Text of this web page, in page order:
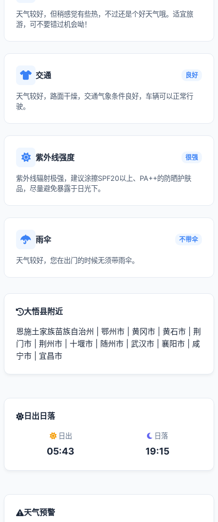
天气较好，但稍感觉有些热，不过还是个好天气哦。适宜旅
游，可不要错过机会呦！
交通 良好
天气较好，路面干燥，交通气象条件良好，车辆可以正常行
驶。
紫外线强度 很强
紫外线辐射极强，建议涂擦SPF20以上、PA++的防晒护肤
品，尽量避免暴露于日光下。
雨伞 不带伞
天气较好，您在出门的时候无须带雨伞。
大悟县附近
恩施土家族苗族自治州 鄂州市 黄冈市 黄石市
荆
门市
荆州市 十堰市 随州市 武汉市 襄阳市
咸
宁市
宜昌市
日出日落
日出
05:43
日落
19:15
天气预警